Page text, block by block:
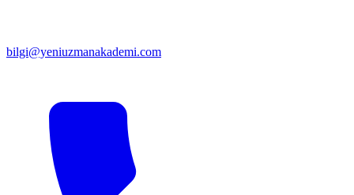
bilgi@yeniuzmanakademi.com